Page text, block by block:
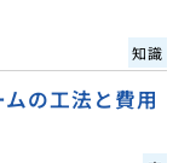
知識
の工法と費用